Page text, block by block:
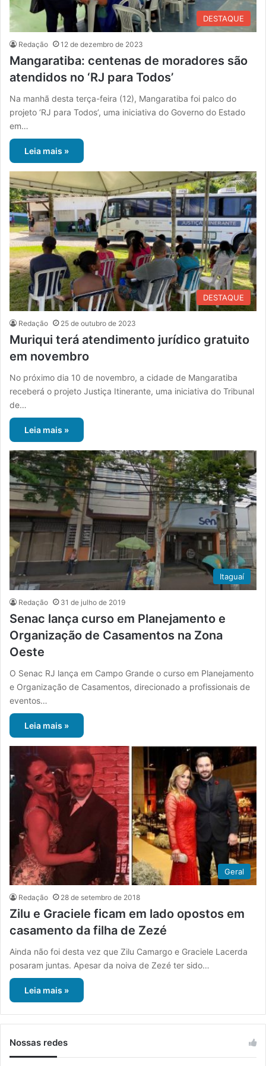
DESTAQUE
Redação 12 de dezembro de 2023
Mangaratiba: centenas de moradores são
atendidos no ‘RJ para Todos’
Na manhã desta terça-feira (12), Mangaratiba foi palco do
projeto ‘RJ para Todos’, uma iniciativa do Governo do Estado
em…
Leia mais »
DESTAQUE
Redação 25 de outubro de 2023
Muriqui terá atendimento jurídico gratuito
em novembro
No próximo dia 10 de novembro, a cidade de Mangaratiba
receberá o projeto Justiça Itinerante, uma iniciativa do Tribunal
de…
Leia mais »
Itaguaí
Redação 31 de julho de 2019
Senac lança curso em Planejamento e
Organização de Casamentos na Zona
Oeste
O Senac RJ lança em Campo Grande o curso em Planejamento
e Organização de Casamentos, direcionado a profissionais de
eventos…
Leia mais »
Geral
Redação 28 de setembro de 2018
Zilu e Graciele ficam em lado opostos em
casamento da filha de Zezé
Ainda não foi desta vez que Zilu Camargo e Graciele Lacerda
posaram juntas. Apesar da noiva de Zezé ter sido…
Leia mais »
Nossas redes